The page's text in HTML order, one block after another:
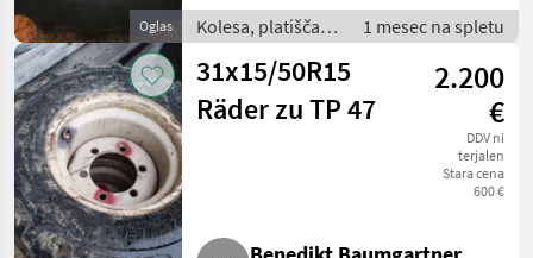
Oglas
Kolesa, platišča in
pnevmatike /
Druga kolesa,
platišča in
pnevmatike
1 mesec na spletu
31x15/50R15
Räder zu TP 47
2.200
€
DDV ni
terjalen
Stara cena
600 €